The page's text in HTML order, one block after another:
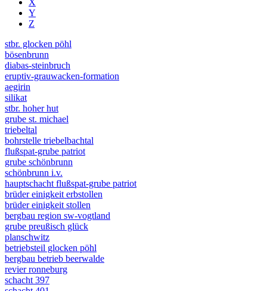
X
Y
Z
stbr. glocken pöhl
bösenbrunn
diabas-steinbruch
eruptiv-grauwacken-formation
aegirin
silikat
stbr. hoher hut
grube st. michael
triebeltal
bohrstelle triebelbachtal
flußspat-grube patriot
grube schönbrunn
schönbrunn i.v.
hauptschacht flußspat-grube patriot
brüder einigkeit erbstollen
brüder einigkeit stollen
bergbau region sw-vogtland
grube preußisch glück
planschwitz
betriebsteil glocken pöhl
bergbau betrieb beerwalde
revier ronneburg
schacht 397